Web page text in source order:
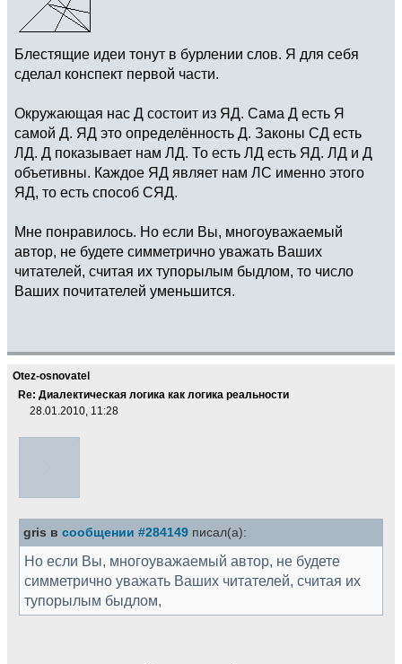
Блестящие идеи тонут в бурлении слов. Я для себя
сделал конспект первой части.
Окружающая нас Д состоит из ЯД. Сама Д есть Я
самой Д. ЯД это определённость Д. Законы СД есть
ЛД. Д показывает нам ЛД. То есть ЛД есть ЯД. ЛД и Д
объетивны. Каждое ЯД являет нам ЛС именно этого
ЯД, то есть способ СЯД.
Мне понравилось. Но если Вы, многоуважаемый
автор, не будете симметрично уважать Ваших
читателей, считая их тупорылым быдлом, то число
Ваших почитателей уменьшится.
Otez-osnovatel
Re: Диалектическая логика как логика реальности
28.01.2010, 11:28
gris в сообщении #284149 писал(а):
Но если Вы, многоуважаемый автор, не будете
симметрично уважать Ваших читателей, считая их
тупорылым быдлом,